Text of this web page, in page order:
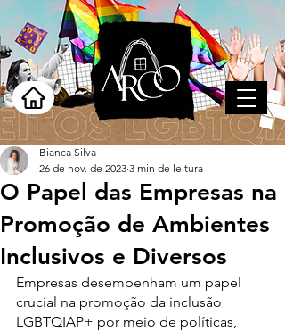
O Papel das Empresas na
Promoção de Ambientes
Inclusivos e Diversos
Bianca Silva
26 de nov. de 2023 3 min de leitura
Empresas desempenham um papel
crucial na promoção da inclusão
LGBTQIAP+ por meio de políticas,